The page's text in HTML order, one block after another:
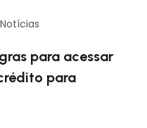
Notícias
para acessar
para